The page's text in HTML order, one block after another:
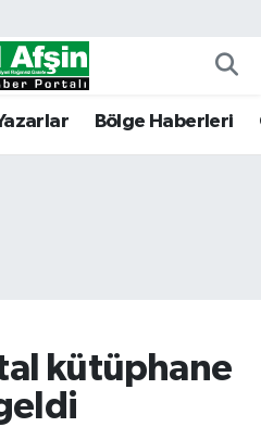
Bölge Haberleri
kütüphane
Eczaneler